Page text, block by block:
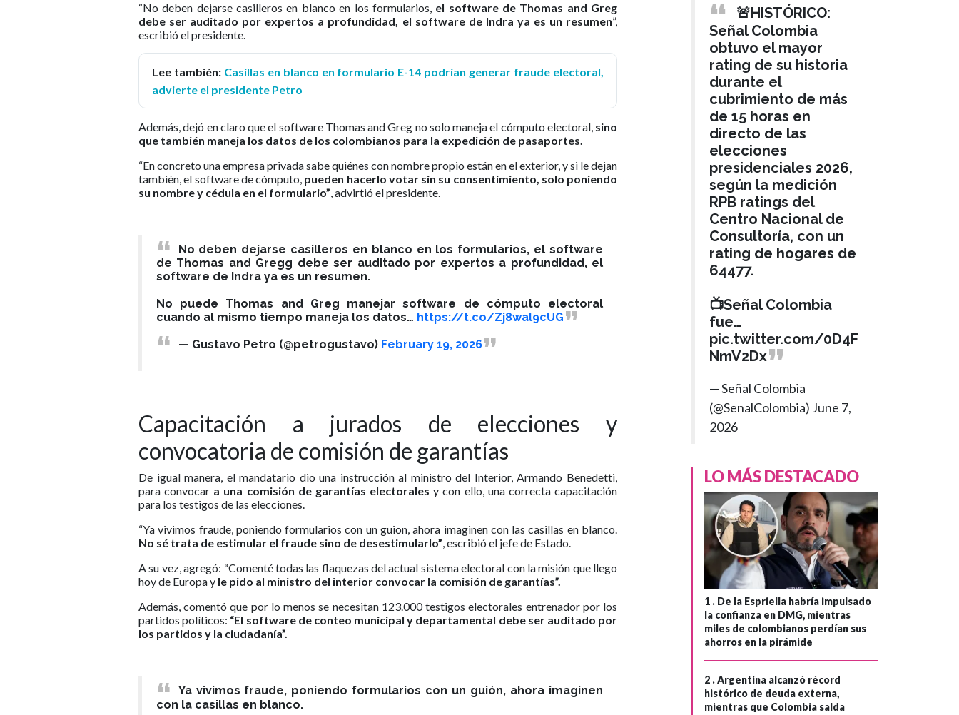
“No deben dejarse casilleros en blanco en los formularios, el software de Thomas and Greg
debe ser auditado por expertos a profundidad, el software de Indra ya es un resumen”,
escribió el presidente.
Lee también: Casillas en blanco en formulario E-14 podrían generar fraude electoral,
advierte el presidente Petro
Además, dejó en claro que el software Thomas and Greg no solo maneja el cómputo electoral, sino
que también maneja los datos de los colombianos para la expedición de pasaportes.
“En concreto una empresa privada sabe quiénes con nombre propio están en el exterior, y si le dejan
también, el software de cómputo, pueden hacerlo votar sin su consentimiento, solo poniendo
su nombre y cédula en el formulario”, advirtió el presidente.
No deben dejarse casilleros en blanco en los formularios, el software
de Thomas and Gregg debe ser auditado por expertos a profundidad, el
software de Indra ya es un resumen.
No puede Thomas and Greg manejar software de cómputo electoral
cuando al mismo tiempo maneja los datos… https://t.co/Zj8wal9cUG
— Gustavo Petro (@petrogustavo) February 19, 2026
Capacitación a jurados de elecciones y
convocatoria de comisión de garantías
De igual manera, el mandatario dio una instrucción al ministro del Interior, Armando Benedetti,
para convocar a una comisión de garantías electoralesy con ello, una correcta capacitación
para los testigos de las elecciones.
“Ya vivimos fraude, poniendo formularios con un guion, ahora imaginen con las casillas en blanco.
No sé trata de estimular el fraude sino de desestimularlo”, escribió el jefe de Estado.
A su vez, agregó: “Comenté todas las flaquezas del actual sistema electoral con la misión que llego
hoy de Europa y le pido al ministro del interior convocar la comisión de garantías”.
Además, comentó que por lo menos se necesitan 123.000 testigos electorales entrenador por los
partidos políticos: “El software de conteo municipal y departamental debe ser auditado por
los partidos y la ciudadanía”.
Ya vivimos fraude, poniendo formularios con un guión, ahora imaginen
con la casillas en blanco.
🚨HISTÓRICO:
Señal Colombia
obtuvo el mayor
rating de su historia
durante el
cubrimiento de más
de 15 horas en
directo de las
elecciones
presidenciales 2026,
según la medición
RPB ratings del
Centro Nacional de
Consultoría, con un
rating de hogares de
64477.
📺Señal Colombia
fue…
pic.twitter.com/0D4F
NmV2Dx
— Señal Colombia
(@SenalColombia) June 7,
2026
LO MÁS DESTACADO
1 . De la Espriella habría impulsado
la confianza en DMG, mientras
miles de colombianos perdían sus
ahorros en la pirámide
2 .Argentina alcanzó récord
histórico de deuda externa,
mientras que Colombia salda